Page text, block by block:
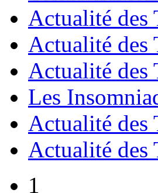
Actualité des
Actualité des
Actualité des
Les
Actualité des
Actualité des
1